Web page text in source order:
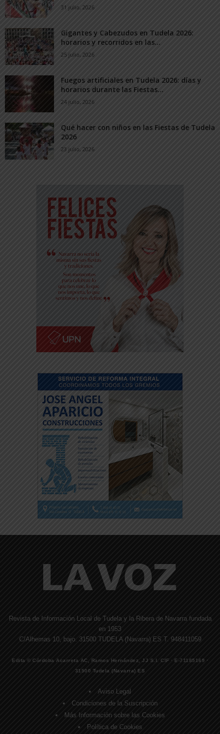
31 julio, 2026
Gigantes y Cabezudos en Tudela 2026:
horarios y recorridos en las...
25 julio, 2026
Fuegos artificiales en Tudela 2026: días y
horarios durante las Fiestas...
24 julio, 2026
Qué hacer con niños en las Fiestas de Tudela
2026
23 julio, 2026
Revista de Información Local de Tudela y la Ribera de Navarra fundada
en 1953
C/Alhemas 10, bajo. 31500 TUDELA (Navarra) ES T. 948411059
Edita © Córdoba Acarreta AC, Ramos Hernández, JJ S.I. CIF · E-71185169 ·
31500 Tudela (Navarra) ES
Aviso Legal
Condiciones de la Suscripción
Más Información sobre las Cookies
Política de Cookies